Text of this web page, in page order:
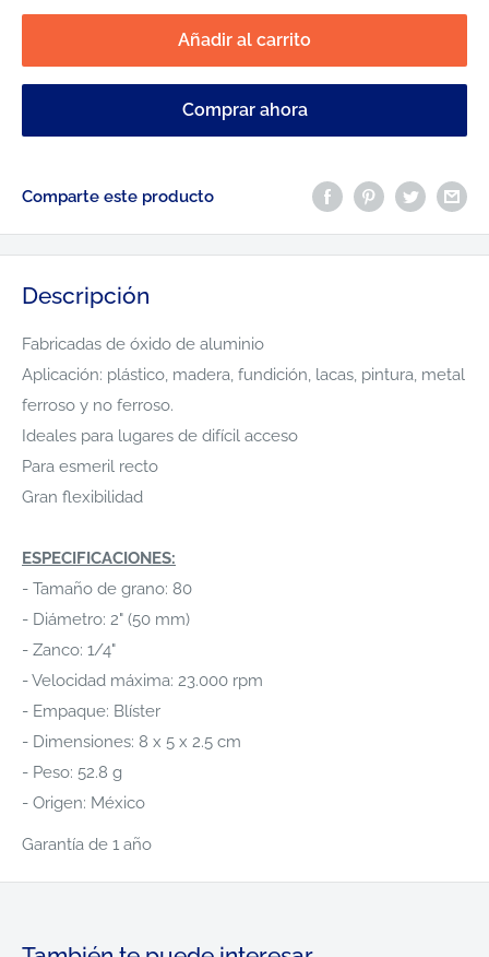
venta
Añadir al carrito
Comprar ahora
Comparte este producto
Descripción
Fabricadas de óxido de aluminio
Aplicación: plástico, madera, fundición, lacas, pintura, metal
ferroso y no ferroso.
Ideales para lugares de difícil acceso
Para esmeril recto
Gran flexibilidad
ESPECIFICACIONES:
- Tamaño de grano: 80
- Diámetro: 2" (50 mm)
- Zanco: 1/4"
- Velocidad máxima: 23.000 rpm
- Empaque: Blíster
- Dimensiones: 8 x 5 x 2.5 cm
- Peso: 52.8 g
- Origen: México
Garantía de 1 año